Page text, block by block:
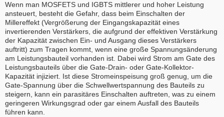
Wenn man MOSFETS und IGBTS mittlerer und hoher Leistung
ansteuert, besteht die Gefahr, dass beim Einschalten der
Millereffekt (Vergrößerung der Eingangskapazität eines
invertierenden Verstärkers, die aufgrund der effektiven Verstärkung
der Kapazität zwischen Ein- und Ausgang dieses Verstärkers
auftritt) zum Tragen kommt, wenn eine große Spannungsänderung
am Leistungsbauteil vorhanden ist. Dabei wird Strom am Gate des
Leistungsbauteils über die Gate-Drain- oder Gate-Kollektor-
Kapazität injiziert. Ist diese Stromeinspeisung groß genug, um die
Gate-Spannung über die Schwellwertspannung des Bauteils zu
steigern, kann ein parasitäres Einschalten auftreten, was zu einem
geringeren Wirkungsgrad oder gar einem Ausfall des Bauteils
führen kann.